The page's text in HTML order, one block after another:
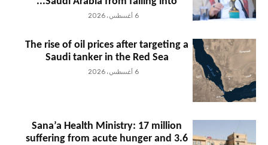
6 أغسطس، 2026
The rise of oil prices after targeting a
Saudi tanker in the Red Sea
6 أغسطس، 2026
Sana’a Health Ministry: 17 million
suffering from acute hunger and 3.6